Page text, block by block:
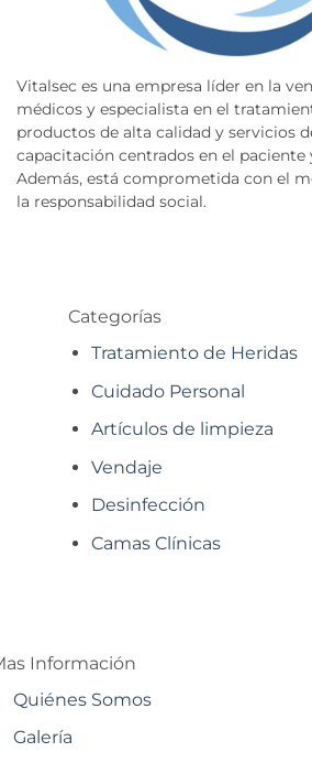
Vitalsec es una empresa líder en la
médicos y especialista en el
productos de alta calidad y servicios
capacitación centrados en el paciente
Además, está comprometida con el
la responsabilidad social.
Categorías
Tratamiento de Heridas
Cuidado Personal
Artículos de limpieza
Vendaje
Desinfección
Camas Clínicas
Información
Quiénes Somos
Galería